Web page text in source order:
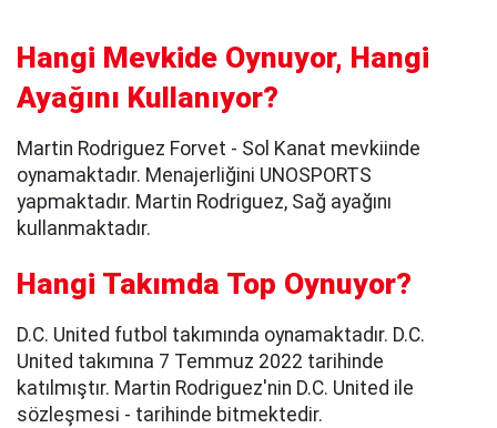
Hangi Mevkide Oynuyor, Hangi
Ayağını Kullanıyor?
Martin Rodriguez Forvet - Sol Kanat mevkiinde
oynamaktadır. Menajerliğini UNOSPORTS
yapmaktadır. Martin Rodriguez, Sağ ayağını
kullanmaktadır.
Hangi Takımda Top Oynuyor?
D.C. United futbol takımında oynamaktadır. D.C.
United takımına 7 Temmuz 2022 tarihinde
katılmıştır. Martin Rodriguez'nin D.C. United ile
sözleşmesi - tarihinde bitmektedir.